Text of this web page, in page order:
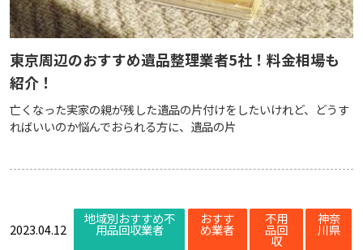
東京周辺のおすすめ遺品整理業者5社！料金相場も
紹介！
亡くなった実家の親が残した遺品の片付けをしたいけれど、どうす
ればいいのか悩んでおられる方に、遺品の片
2023.04.12
地域別おすすめ不
用品回収業者
おすす
め業者
不用
品回
収
神奈
川県